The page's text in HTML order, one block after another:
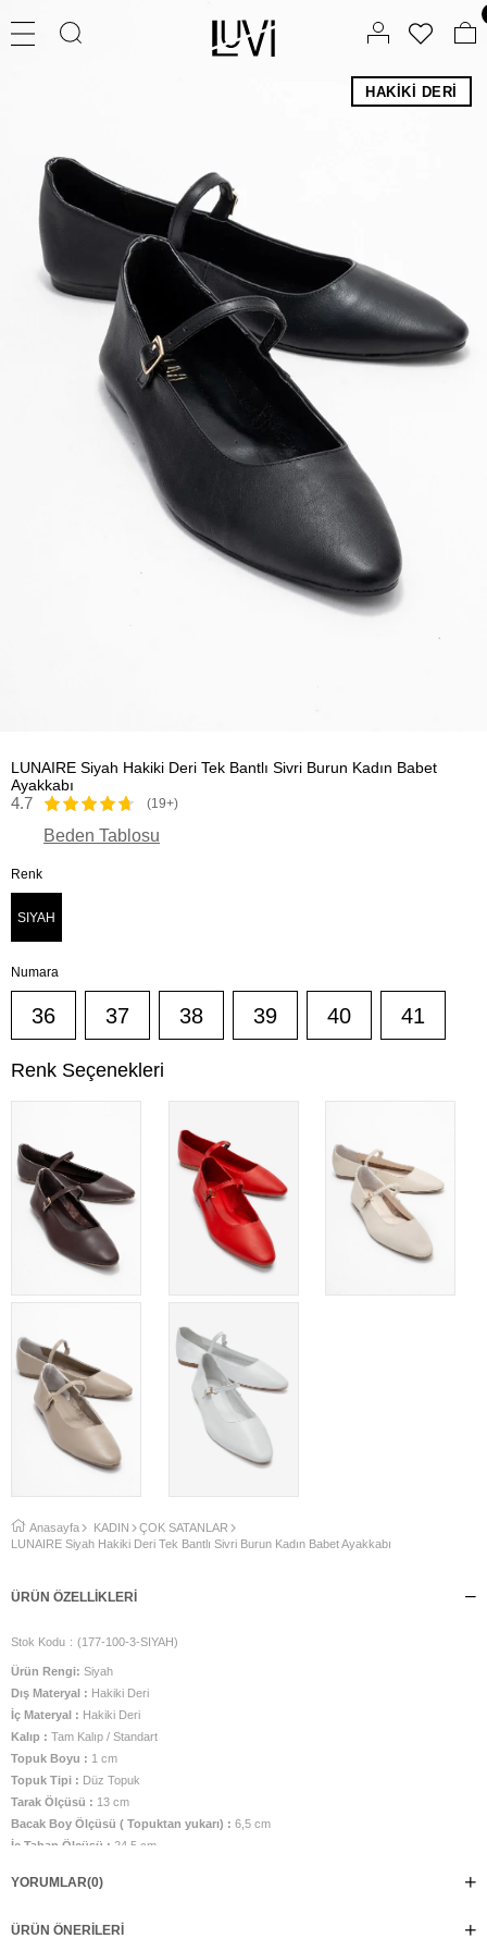
HAKIKI DERI
LUNAIRE Siyah Hakiki Deri Tek Bantlı Sivri Burun Kadın Babet
Ayakkabı
4.7 (19+)
Beden Tablosu
Renk
SIYAH
Numara
36 37 38 39 40 41
Renk Seçenekleri
Anasayfa KADIN
ÇOK SATANLAR
LUNAIRE Siyah Hakiki Deri Tek Bantlı Sivri Burun Kadın Babet Ayakkabı
ÜRÜN ÖZELLIKLERI
Stok Kodu (177-100-3-SIYAH)
Ürün Rengi: Siyah
Dış Materyal : Hakiki Deri
İç Materyal : Hakiki Deri
Kalıp : Tam Kalıp / Standart
Topuk Boyu : 1 cm
Topuk Tipi : Düz Topuk
Tarak Ölçüsü : 13 cm
Bacak Boy Ölçüsü ( Topuktan yukarı) : 6,5 cm
İç Taban Ölçüsü : 24,5 cm
Üretim Yeri :Türkiye
verilmiştir.
YORUMLAR(0)
ÜRÜN ÖNERILERI